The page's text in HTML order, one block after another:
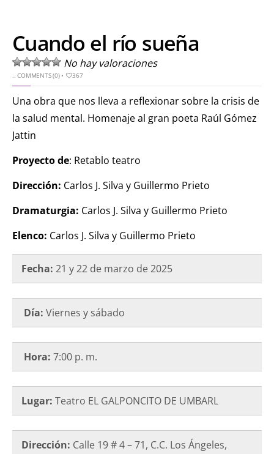
Cuando el río sueña
No hay valoraciones
..COMMENTS (0)• 367
Una obra que nos lleva a reflexionar sobre la crisis de
la salud mental. Homenaje al gran poeta Raúl Gómez
Jattin
Proyecto de: Retablo teatro
Dirección: Carlos J. Silva y Guillermo Prieto
Dramaturgia: Carlos J. Silva y Guillermo Prieto
Elenco: Carlos J. Silva y Guillermo Prieto
Fecha: 21 y 22 de marzo de 2025
Día: Viernes y sábado
Hora: 7:00 p. m.
Lugar: Teatro EL GALPONCITO DE UMBARL
Dirección: Calle 19 # 4 – 71, C.C. Los Ángeles,